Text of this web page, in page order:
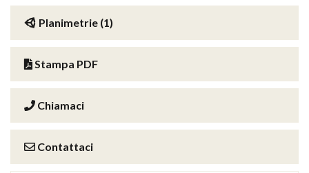
Planimetrie (1)
Stampa PDF
Chiamaci
Contattaci